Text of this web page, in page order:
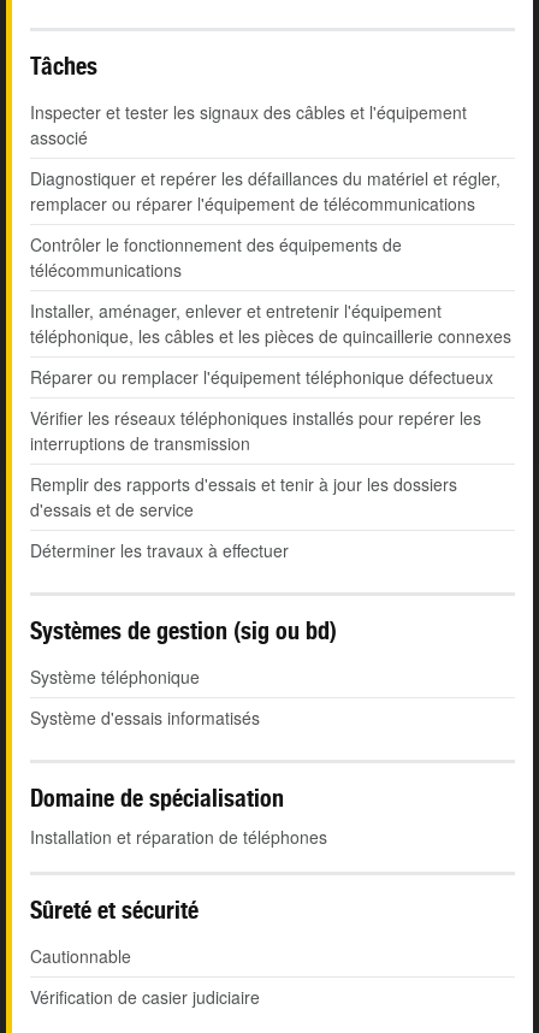
Tâches
Inspecter et tester les signaux des câbles et l'équipement
associé
Diagnostiquer et repérer les défaillances du matériel et régler,
remplacer ou réparer l'équipement de télécommunications
Contrôler le fonctionnement des équipements de
télécommunications
Installer, aménager, enlever et entretenir l'équipement
téléphonique, les câbles et les pièces de quincaillerie connexes
Réparer ou remplacer l'équipement téléphonique défectueux
Vérifier les réseaux téléphoniques installés pour repérer les
interruptions de transmission
Remplir des rapports d'essais et tenir à jour les dossiers
d'essais et de service
Déterminer les travaux à effectuer
Systèmes de gestion (sig ou bd)
Système téléphonique
Système d'essais informatisés
Domaine de spécialisation
Installation et réparation de téléphones
Sûreté et sécurité
Cautionnable
Vérification de casier judiciaire